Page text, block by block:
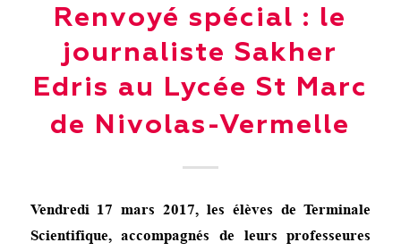
Renvoyé spécial : le
journaliste Sakher
Edris au Lycée St Marc
de Nivolas-Vermelle
Vendredi 17 mars 2017, les élèves de Terminale
Scientifique, accompagnés de leurs professeures